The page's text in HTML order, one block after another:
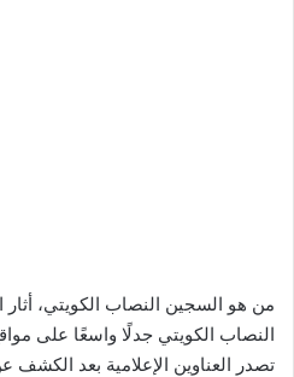
من هو السجين النصاب الكويتي،
النصاب الكويتي جدلًا واسعًا على
تصدر العناوين الإعلامية بعد